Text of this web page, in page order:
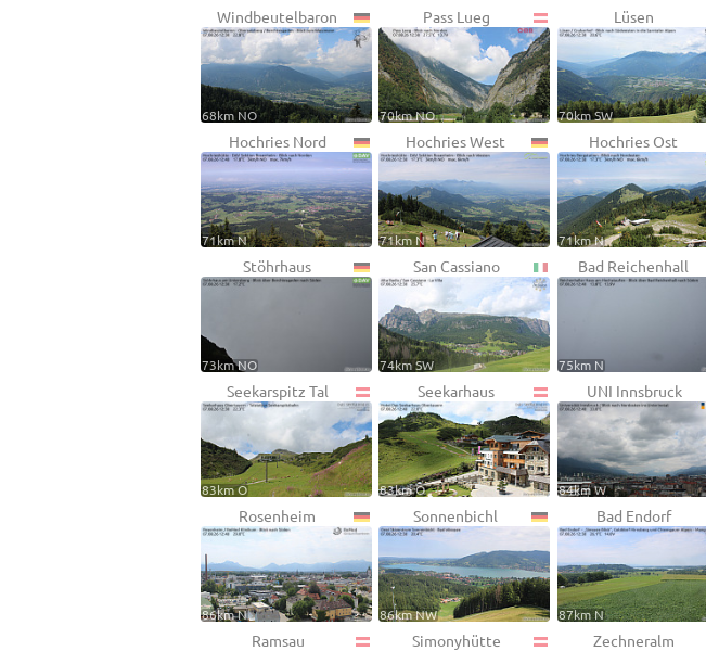
Windbeutelbaron
68km NO
Pass Lueg
70km NO
Lüsen
70km SW
Hochries Nord
71km N
Hochries West
71km N
Hochries Ost
71km N
Stöhrhaus
73km NO
San Cassiano
74km SW
Bad Reichenhall
75km N
Seekarspitz Tal
83km O
Seekarhaus
83km O
UNI Innsbruck
84km W
Rosenheim
86km N
Sonnenbichl
86km NW
Bad Endorf
87km N
Ramsau Simonyhütte Zechneralm